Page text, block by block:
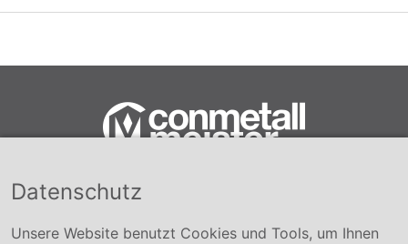
Conmetall Meister GmbH
+49 5141-180
Datenschutz
Unsere Website benutzt Cookies und Tools, um Ihnen